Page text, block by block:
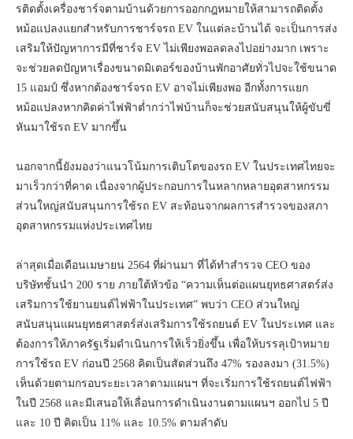
รติดตั้งเครื่องชาร์จตามบ้านด้วยการออกกฎหมายให้สามารถติดตั้ง
หม้อแปลงแยกสำหรับการชาร์จรถ EV ในแต่ละบ้านได้ จะเป็นการส่ง
เสริมให้ปัญหาการมีที่ชาร์จ EV ไม่เพียงพอลดลงไปอย่างมาก เพราะ
จะช่วยลดปัญหาเรื่องขนาดมิเตอร์ของบ้านพักอาศัยทั่วไปจะใช้ขนาด
15 แอมป์ ซึ่งหากต้องชาร์จรถ EV อาจไม่เพียงพอ อีกทั้งการแยก
หม้อแปลงหากคิดค่าไฟฟ้าต่ำกว่าไฟบ้านก็จะช่วยสนับสนุนให้ผู้ขับขี่
หันมาใช้รถ EV มากขึ้น
นอกจากนี้ยังมองว่าแนวโน้มการเติบโตของรถ EV ในประเทศไทยจะ
มาเร็วกว่าที่คาด เนื่องจากผู้ประกอบการในหลากหลายอุตสาหกรรม
ส่วนใหญ่สนับสนุนการใช้รถ EV สะท้อนจากผลการสำรวจของสภา
อุตสาหกรรมแห่งประเทศไทย
ล่าสุดเมื่อเดือนเมษายน 2564 ที่ผ่านมา ที่ได้ทำสำรวจ CEO ของ
บริษัทชั้นนำ 200 ราย ภายใต้หัวข้อ “ความเห็นต่อแผนยุทธศาสตร์ส่ง
เสริมการใช้ยานยนต์ไฟฟ้าในประเทศ” พบว่า CEO ส่วนใหญ่
สนับสนุนแผนยุทธศาสตร์ส่งเสริมการใช้รถยนต์ EV ในประเทศ และ
ต้องการให้ภาครัฐเริ่มดำเนินการให้เร็วยิ่งขึ้น เพื่อให้บรรลุเป้าหมาย
การใช้รถ EV ก่อนปี 2568 คิดเป็นสัดส่วนถึง 47% รองลงมา (31.5%)
เห็นด้วยตามกรอบระยะเวลาตามแผนฯ ที่จะเริ่มการใช้รถยนต์ไฟฟ้า
ในปี 2568 และมีเสนอให้เลื่อนการดำเนินงานตามแผนฯ ออกไป 5 ปี
และ 10 ปี คิดเป็น 11% และ 10.5% ตามลำดับ